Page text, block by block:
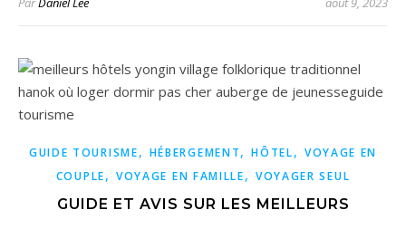
GUIDE TOURISME, HÉBERGEMENT,HÔTEL, VOYAGE EN
COUPLE, VOYAGE EN FAMILLE, VOYAGER SEUL
GUIDE ET AVIS SUR LES MEILLEURS